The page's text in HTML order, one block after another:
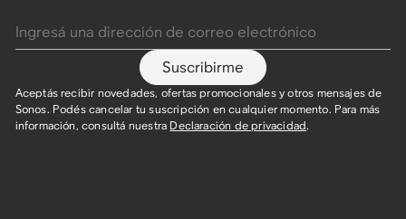
Suscribirme
Aceptás recibir novedades, ofertas promocionales y otros mensajes de
Sonos. Podés cancelar tu suscripción en cualquier momento. Para más
información, consultá nuestra Declaración de privacidad.